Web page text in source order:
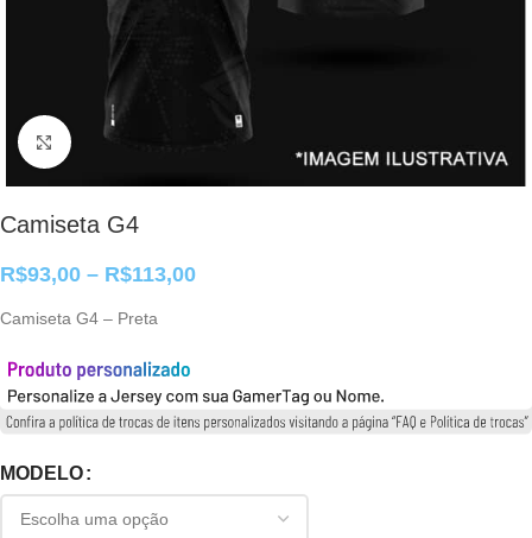
Clique para ampliar
Camiseta G4
R$93,00 – R$113,00
Camiseta G4 – Preta
MODELO